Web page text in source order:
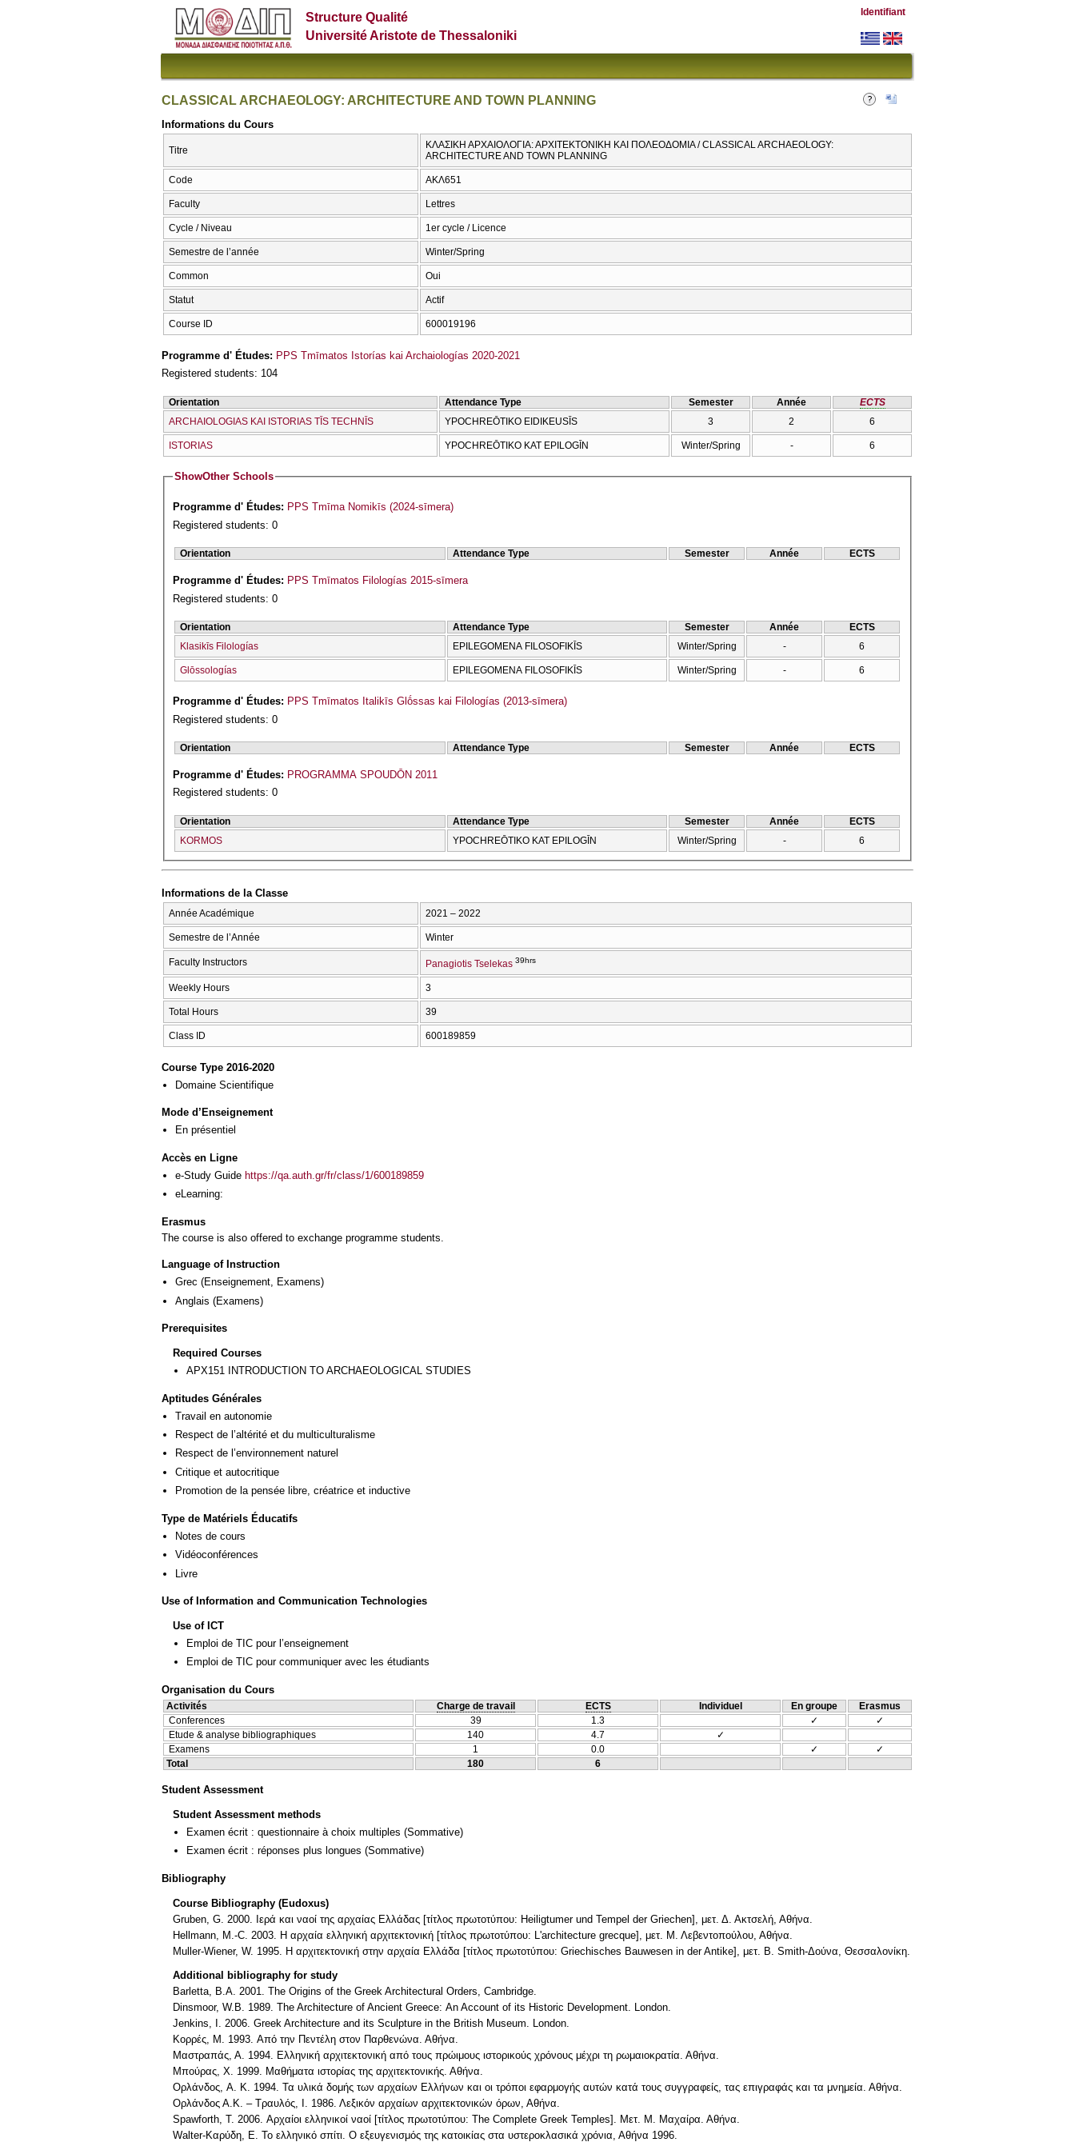
Structure Qualité
Université Aristote de Thessaloniki
Identifiant
CLASSICAL ARCHAEOLOGY: ARCHITECTURE AND TOWN PLANNING
Informations du Cours
Titre
ΚΛΑΣΙΚΗ ΑΡΧΑΙΟΛΟΓΙΑ: ΑΡΧΙΤΕΚΤΟΝΙΚΗ ΚΑΙ ΠΟΛΕΟΔΟΜΙΑ / CLASSICAL ARCHAEOLOGY:
ARCHITECTURE AND TOWN PLANNING
Code ΑΚΛ651
Faculty Lettres
Cycle / Niveau 1er cycle / Licence
Semestre de l’année Winter/Spring
Common Oui
Statut Actif
Course ID 600019196
Programme d' Études: PPS Tmīmatos Istorías kai Archaiologías 2020-2021
Registered students: 104
Orientation Attendance Type Semester Année
ECTS
ARCΗAIOLOGIAS KAI ISTORIAS TĪS TECΗNĪS
YPOCΗREŌTIKO EIDIKEUSĪS 3 2 6
ISTORIAS YPOCΗREŌTIKO KAT EPILOGĪN Winter/Spring - 6
ShowOther Schools
Programme d' Études: PPS Tmīma Nomikīs (2024-sīmera)
Registered students: 0
Orientation Attendance Type Semester Année ECTS
Programme d' Études: PPS Tmīmatos Filologías 2015-sīmera
Registered students: 0
Orientation Attendance Type Semester Année
ECTS
Klasikīs Filologías
EPILEGOMENA FILOSOFIKĪS Winter/Spring - 6
Glōssologías EPILEGOMENA FILOSOFIKĪS Winter/Spring - 6
Programme d' Études: PPS Tmīmatos Italikīs Glṓssas kai Filologías (2013-sīmera)
Registered students: 0
Orientation Attendance Type Semester Année ECTS
Programme d' Études: PROGRAMMA SPOUDŌN 2011
Registered students: 0
Orientation Attendance Type Semester Année
ECTS
KORMOS
YPOCΗREŌTIKO KAT EPILOGĪN Winter/Spring - 6
Informations de la Classe
Année Académique 2021 – 2022
Semestre de l’Année Winter
Faculty Instructors Panagiotis Tselekas 39hrs
Weekly Hours 3
Total Hours 39
Class ID 600189859
Course Type 2016-2020
Domaine Scientifique
Mode d’Enseignement
En présentiel
Accès en Ligne
e-Study Guide https://qa.auth.gr/fr/class/1/600189859
eLearning:
Erasmus
The course is also offered to exchange programme students.
Language of Instruction
Grec (Enseignement, Examens)
Anglais (Examens)
Prerequisites
Required Courses
ΑΡΧ151 INTRODUCTION TO ARCHAEOLOGICAL STUDIES
Aptitudes Générales
Travail en autonomie
Respect de l’altérité et du multiculturalisme
Respect de l’environnement naturel
Critique et autocritique
Promotion de la pensée libre, créatrice et inductive
Type de Matériels Éducatifs
Notes de cours
Vidéoconférences
Livre
Use of Information and Communication Technologies
Use of ICT
Emploi de TIC pour l’enseignement
Emploi de TIC pour communiquer avec les étudiants
Organisation du Cours
Activités Charge de travail ECTS Individuel En groupe
Erasmus
Conferences
39 1.3 ✓
✓
Etude & analyse bibliographiques
140 4.7
✓
Examens
1 0.0 ✓
✓
Total
180 6
Student Assessment
Student Assessment methods
Examen écrit : questionnaire à choix multiples (Sommative)
Examen écrit : réponses plus longues (Sommative)
Bibliography
Course Bibliography (Eudoxus)
Gruben, G. 2000. Ιερά και ναοί της αρχαίας Ελλάδας [τίτλος πρωτοτύπου: Heiligtumer und Tempel der Griechen], μετ. Δ. Ακτσελή, Αθήνα.
Hellmann, M.-C. 2003. H αρχαία ελληνική αρχιτεκτονική [τίτλος πρωτοτύπου: L'architecture grecque], μετ. Μ. Λεβεντοπούλου, Αθήνα.
Muller-Wiener, W. 1995. Η αρχιτεκτονική στην αρχαία Ελλάδα [τίτλος πρωτοτύπου: Griechisches Bauwesen in der Antike], μετ. B. Smith-Δούνα, Θεσσαλονίκη.
Additional bibliography for study
Barletta, B.A. 2001. The Origins of the Greek Architectural Orders, Cambridge.
Dinsmoor, W.B. 1989. The Architecture of Ancient Greece: Αn Account of its Historic Development. London.
Jenkins, I. 2006. Greek Architecture and its Sculpture in the British Museum. London.
Κορρές, Μ. 1993. Aπό την Πεντέλη στον Παρθενώνα. Αθήνα.
Μαστραπάς, Α. 1994. Ελληνική αρχιτεκτονική από τους πρώιμους ιστορικούς χρόνους μέχρι τη ρωμαιοκρατία. Αθήνα.
Mπούρας, X. 1999. Μαθήματα ιστορίας της αρχιτεκτονικής. Αθήνα.
Ορλάνδος, A. K. 1994. Τα υλικά δομής των αρχαίων Eλλήνων και οι τρόποι εφαρμογής αυτών κατά τους συγγραφείς, τας επιγραφάς και τα μνημεία. Αθήνα.
Ορλάνδος Α.Κ. – Τραυλός, Ι. 1986. Λεξικόν αρχαίων αρχιτεκτονικών όρων, Αθήνα.
Spawforth, T. 2006. Αρχαίοι ελληνικοί ναοί [τίτλος πρωτοτύπου: The Complete Greek Temples]. Μετ. Μ. Μαχαίρα. Αθήνα.
Walter-Καρύδη, Ε. Το ελληνικό σπίτι. Ο εξευγενισμός της κατοικίας στα υστεροκλασικά χρόνια, Αθήνα 1996.